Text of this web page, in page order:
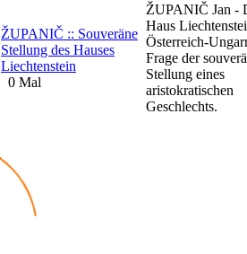
ŽUPANIČ :: Souveräne
Stellung des Hauses
Liechtenstein
0 Mal
ŽUPANIČ Jan -
Haus
Österreich-
Frage der
Stellung eines
aristokratischen
Geschlechts.